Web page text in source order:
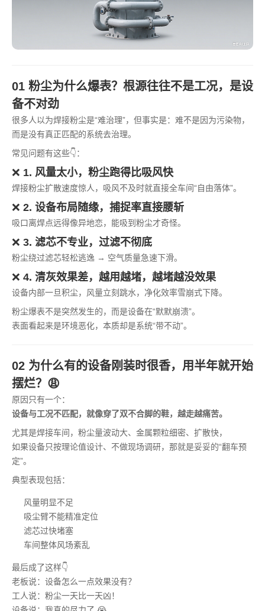
01 粉尘为什么爆表？根源往往不是工况，是设
备不对劲
很多人以为焊接粉尘是“难治理”，但事实是：难不是因为污染物，
而是没有真正匹配的系统去治理。
常见问题有这些👇：
❌ 1. 风量太小，粉尘跑得比吸风快
焊接粉尘扩散速度惊人，吸风不及时就直接全车间“自由落体”。
❌ 2. 设备布局随缘，捕捉率直接腰斩
吸口离焊点远得像异地恋，能吸到粉尘才奇怪。
❌ 3. 滤芯不专业，过滤不彻底
粉尘绕过滤芯轻松逃逸 → 空气质量急速下滑。
❌ 4. 清灰效果差，越用越堵，越堵越没效果
设备内部一旦积尘，风量立刻跳水，净化效率雪崩式下降。
粉尘爆表不是突然发生的，而是设备在“默默崩溃”。
表面看起来是环境恶化，本质却是系统“带不动”。
02 为什么有的设备刚装时很香，用半年就开始
摆烂？😩
原因只有一个：
设备与工况不匹配，就像穿了双不合脚的鞋，越走越痛苦。
尤其是焊接车间，粉尘量波动大、金属颗粒细密、扩散快，
如果设备只按理论值设计、不做现场调研，那就是妥妥的“翻车预
定”。
典型表现包括：
风量明显不足
吸尘臂不能精准定位
滤芯过快堵塞
车间整体风场紊乱
最后成了这样👇
老板说：设备怎么一点效果没有？
工人说：粉尘一天比一天凶！